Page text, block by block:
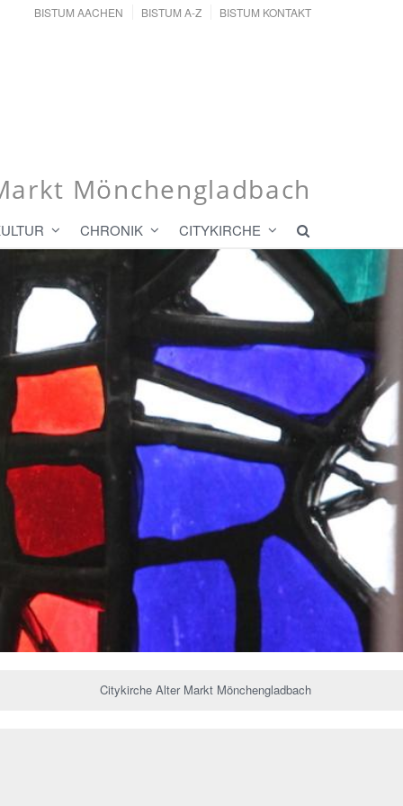
BISTUM AACHEN BISTUM A-Z BISTUM KONTAKT
Mönchengladbach
CHRONIK CITYKIRCHE
Citykirche Alter Markt Mönchengladbach